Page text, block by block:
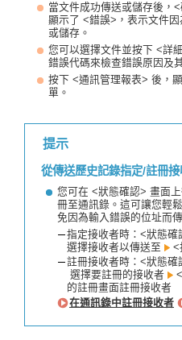
當文件成功傳送或儲存後，
顯示了 <錯誤>，表示文件
或儲存。
您可以選擇文件並按下 <詳
錯誤代碼來檢查錯誤原因及
按下 <通訊管理報表> 後，
單。
提示
從傳送歷史記錄指定/註冊接
您可在 <狀態確認> 畫面
冊至通訊錄。這可讓您輕
免因為輸入錯誤的位址而
指定接收者時：<狀態確
選擇接收者以傳送至
<
註冊接收者時：<狀態確
選擇要註冊的接收者
的註冊畫面註冊接收者
在通訊錄中註冊接收者